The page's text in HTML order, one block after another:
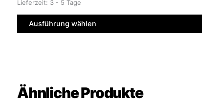
Lieferzeit: 3 - 5 Tage
Ausführung wählen
Ähnliche Produkte